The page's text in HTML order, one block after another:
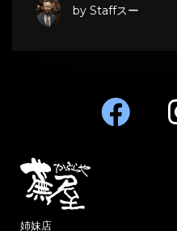
by Staffスー
姉妹店